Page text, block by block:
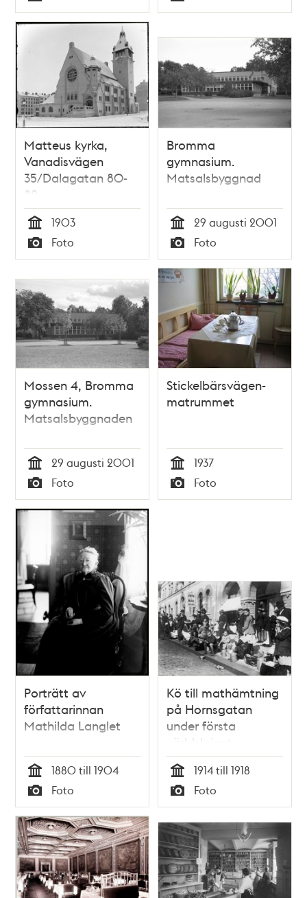
Typ
Typ
Matteus kyrka,
Vanadisvägen
35/Dalagatan 80-
82
Tid
1903
Typ
Foto
Bromma
gymnasium.
Matsalsbyggnad
Tid
29 augusti 2001
Typ
Foto
Mossen 4, Bromma
gymnasium.
Matsalsbyggnaden
Tid
29 augusti 2001
Typ
Foto
Stickelbärsvägen-
matrummet
Tid
1937
Typ
Foto
Porträtt av
författarinnan
Mathilda Langlet
Tid
1880 till 1904
Typ
Foto
Kö till mathämtning
på Hornsgatan
under första
världskriget
Tid
1914 till 1918
Typ
Foto